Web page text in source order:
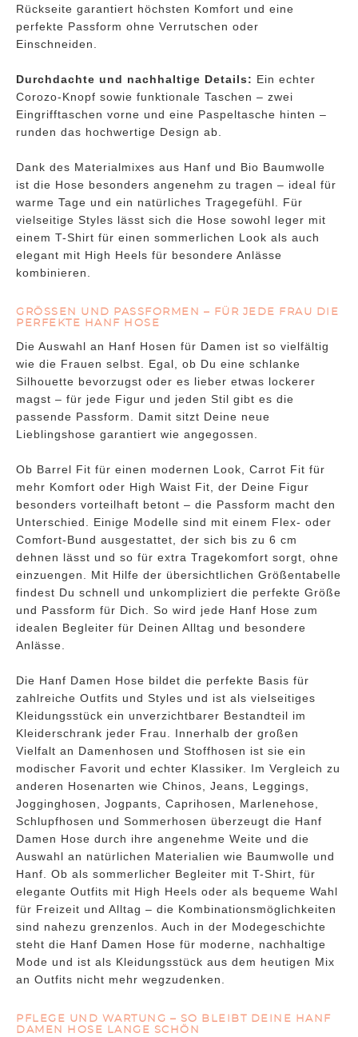
Rückseite garantiert höchsten Komfort und eine
perfekte Passform ohne Verrutschen oder
Einschneiden.
Durchdachte und nachhaltige Details: Ein echter
Corozo-Knopf sowie funktionale Taschen – zwei
Eingrifftaschen vorne und eine Paspeltasche hinten –
runden das hochwertige Design ab.
Dank des Materialmixes aus Hanf und Bio Baumwolle
ist die Hose besonders angenehm zu tragen – ideal für
warme Tage und ein natürliches Tragegefühl. Für
vielseitige Styles lässt sich die Hose sowohl leger mit
einem T-Shirt für einen sommerlichen Look als auch
elegant mit High Heels für besondere Anlässe
kombinieren.
GRÖSSEN UND PASSFORMEN – FÜR JEDE FRAU DIE P
ERFEKTE HANF HOSE
Die Auswahl an Hanf Hosen für Damen ist so vielfältig
wie die Frauen selbst. Egal, ob Du eine schlanke
Silhouette bevorzugst oder es lieber etwas lockerer
magst – für jede Figur und jeden Stil gibt es die
passende Passform. Damit sitzt Deine neue
Lieblingshose garantiert wie angegossen.
Ob Barrel Fit für einen modernen Look, Carrot Fit für
mehr Komfort oder High Waist Fit, der Deine Figur
besonders vorteilhaft betont – die Passform macht den
Unterschied. Einige Modelle sind mit einem Flex- oder
Comfort-Bund ausgestattet, der sich bis zu 6 cm
dehnen lässt und so für extra Tragekomfort sorgt, ohne
einzuengen. Mit Hilfe der übersichtlichen Größentabelle
findest Du schnell und unkompliziert die perfekte Größe
und Passform für Dich. So wird jede Hanf Hose zum
idealen Begleiter für Deinen Alltag und besondere
Anlässe.
Die Hanf Damen Hose bildet die perfekte Basis für
zahlreiche Outfits und Styles und ist als vielseitiges
Kleidungsstück ein unverzichtbarer Bestandteil im
Kleiderschrank jeder Frau. Innerhalb der großen
Vielfalt an Damenhosen und Stoffhosen ist sie ein
modischer Favorit und echter Klassiker. Im Vergleich zu
anderen Hosenarten wie Chinos, Jeans, Leggings,
Jogginghosen, Jogpants, Caprihosen, Marlenehose,
Schlupfhosen und Sommerhosen überzeugt die Hanf
Damen Hose durch ihre angenehme Weite und die
Auswahl an natürlichen Materialien wie Baumwolle und
Hanf. Ob als sommerlicher Begleiter mit T-Shirt, für
elegante Outfits mit High Heels oder als bequeme Wahl
für Freizeit und Alltag – die Kombinationsmöglichkeiten
sind nahezu grenzenlos. Auch in der Modegeschichte
steht die Hanf Damen Hose für moderne, nachhaltige
Mode und ist als Kleidungsstück aus dem heutigen Mix
an Outfits nicht mehr wegzudenken.
PFLEGE UND WARTUNG – SO BLEIBT DEINE HANF
DAMEN HOSE LANGE SCHÖN